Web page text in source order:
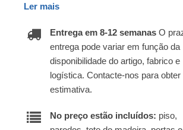
Ler mais
Entrega em 8-12 semanas O
entrega pode variar em função da
disponibilidade do artigo, fabrico e
logística. Contacte-nos para obter
estimativa.
No preço estão incluídos: piso,